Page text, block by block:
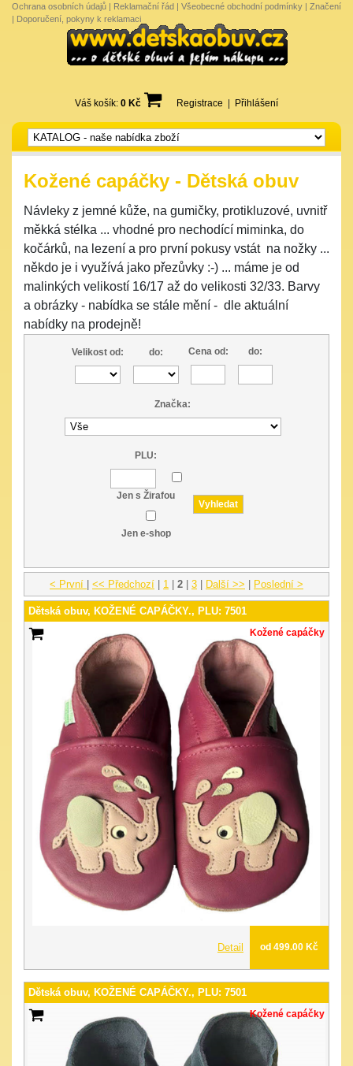
Ochrana osobních údajů | Reklamační řád | Všeobecné obchodní podmínky | Značení
| Doporučení, pokyny k reklamaci
Váš košík: 0 Kč Registrace Přihlášení
Kožené capáčky - Dětská obuv
Návleky z jemné kůže, na gumičky, protikluzové, uvnitř
měkká stélka ... vhodné pro nechodící miminka, do
kočárků, na lezení a pro první pokusy vstát na nožky ...
někdo je i využívá jako přezůvky :-) ... máme je od
malinkých velikostí 16/17 až do velikosti 32/33. Barvy
a obrázky - nabídka se stále mění - dle aktuální
nabídky na prodejně!
Velikost od: do: Cena od: do:
Značka:
PLU:
Jen s Žirafou
Jen e-shop
< První << Předchozí 1 2 3 Další >> Poslední >
Dětská obuv, KOŽENÉ CAPÁČKY., PLU: 7501
Kožené capáčky
Detail od 499.00 Kč
Dětská obuv, KOŽENÉ CAPÁČKY., PLU: 7501
Kožené capáčky